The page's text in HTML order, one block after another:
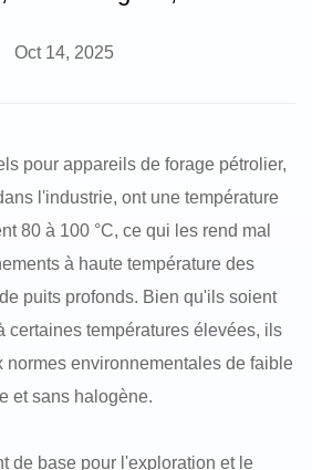
Oct 14, 2025
pour appareils de forage pétrolier,
l'industrie, ont une température
80 à 100 °C, ce qui les rend mal
à haute température des
puits profonds. Bien qu'ils soient
certaines températures élevées, ils
normes environnementales de faible
et sans halogène.
de base pour l'exploration et le